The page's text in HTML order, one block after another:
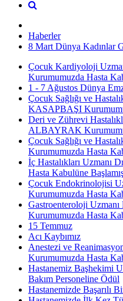
Haberler
8 Mart Dünya Kadınlar
Çocuk Kardiyoloji
Kurumumuzda Hasta
1 - 7 Ağustos Dünya
Çocuk Sağlığı ve
KASAPBAŞI
Deri ve Zührevi
ALBAYRAK
Çocuk Sağlığı ve
Kurumumuzda Hasta
İç Hastalıkları Uzmanı
Hasta Kabulüne
Çocuk Endokrinolojisi
Kurumumuzda Hasta
Gastroenteroloji
Kurumumuzda Hasta
15 Temmuz
Acı Kaybımız
Anestezi ve
Kurumumuzda Hasta
Hastanemiz Başhekimi
Bakım Personeline Ödül
Hastanemizde Başarılı